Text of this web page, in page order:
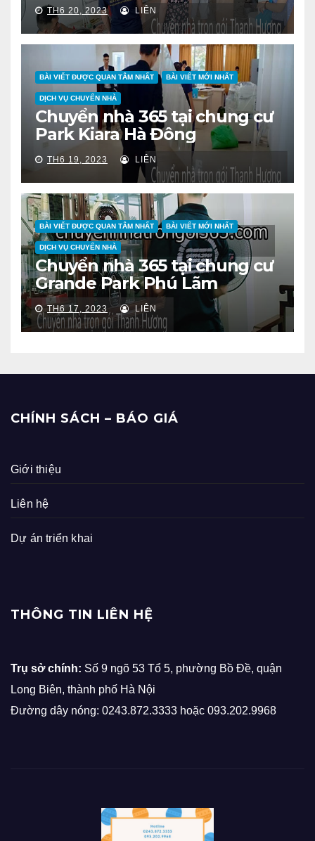
TH6 20, 2023 LIÊN
BÀI VIẾT ĐƯỢC QUAN TÂM NHẤT BÀI VIẾT MỚI NHẤT
DỊCH VỤ CHUYỂN NHÀ
Chuyển nhà 365 tại chung cư
Park Kiara Hà Đông
TH6 19, 2023 LIÊN
BÀI VIẾT ĐƯỢC QUAN TÂM NHẤT BÀI VIẾT MỚI NHẤT
DỊCH VỤ CHUYỂN NHÀ
Chuyển nhà 365 tại chung cư
Grande Park Phú Lãm
TH6 17, 2023 LIÊN
CHÍNH SÁCH – BÁO GIÁ
Giới thiệu
Liên hệ
Dự án triển khai
THÔNG TIN LIÊN HỆ
Trụ sở chính: Số 9 ngõ 53 Tổ 5, phường Bồ Đề, quận
Long Biên, thành phố Hà Nội
Đường dây nóng: 0243.872.3333 hoặc 093.202.9968